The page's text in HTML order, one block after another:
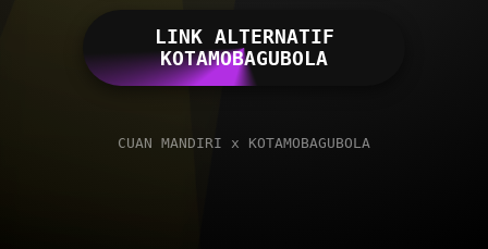
LINK ALTERNATIF
KOTAMOBAGUBOLA
CUAN MANDIRI x KOTAMOBAGUBOLA